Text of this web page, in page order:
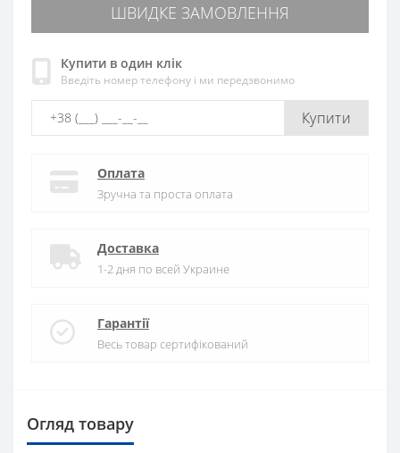
ШВИДКЕ ЗАМОВЛЕННЯ
Купити в один клік
Введіть номер телефону і ми передзвонимо
Купити
Оплата
Зручна та проста оплата
Доставка
1-2 дня по всей Украине
Гарантії
Весь товар сертифікований
Огляд товару